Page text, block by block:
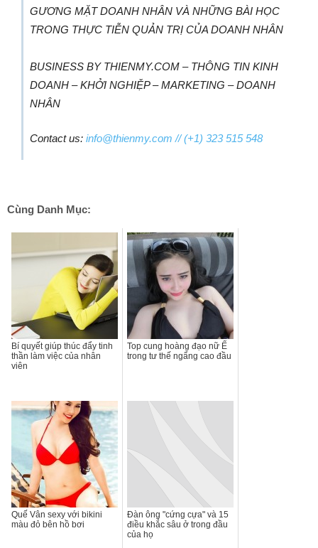
GƯƠNG MẶT DOANH NHÂN VÀ NHỮNG BÀI HỌC
TRONG THỰC TIỄN QUẢN TRỊ CỦA DOANH NHÂN
BUSINESS BY THIENMY.COM – THÔNG TIN KINH
DOANH – KHỞI NGHIỆP – MARKETING – DOANH
NHÂN
Contact us: info@thienmy.com // (+1) 323 515 548
Cùng Danh Mục:
Bí quyết giúp thúc đẩy tinh
thần làm việc của nhân
viên
Top cung hoàng đạo nữ Ế
trong tư thế ngẩng cao đầu
Quế Vân sexy với bikini
màu đỏ bên hồ bơi
Đàn ông "cứng cựa" và 15
điều khắc sâu ở trong đầu
của họ